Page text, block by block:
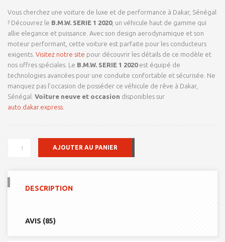
Vous cherchez une voiture de luxe et de performance à Dakar, Sénégal
? Découvrez le B.M.W. SERIE 1 2020, un véhicule haut de gamme qui
allie elegance et puissance. Avec son design aerodynamique et son
moteur performant, cette voiture est parfaite pour les conducteurs
exigents. Visitez notre site pour découvrir les détails de ce modèle et
nos offres spéciales. Le B.M.W. SERIE 1 2020est équipé de
technologies avancées pour une conduite confortable et sécurisée. Ne
manquez pas l’occasion de posséder ce véhicule de rêve à Dakar,
Sénégal. Voiture neuve et occasion disponibles sur
auto.dakar.express
QUANTITÉ
AJOUTER AU PANIER
DESCRIPTION
AVIS (85)